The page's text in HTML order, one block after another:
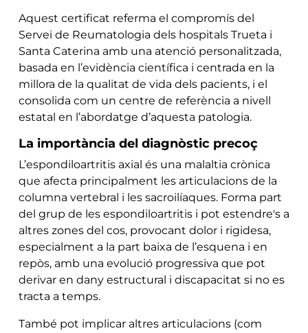
Aquest certificat referma el compromís del
Servei de Reumatologia dels hospitals Trueta i
Santa Caterina amb una atenció personalitzada,
basada en l’evidència científica i centrada en la
millora de la qualitat de vida dels pacients, i el
consolida com un centre de referència a nivell
estatal en l’abordatge d’aquesta patologia.
La importància del diagnòstic precoç
L’espondiloartritis axial és una malaltia crònica
que afecta principalment les articulacions de la
columna vertebral i les sacroilíaques. Forma part
del grup de les espondiloartritis i pot estendre's a
altres zones del cos, provocant dolor i rigidesa,
especialment a la part baixa de l’esquena i en
repòs, amb una evolució progressiva que pot
derivar en dany estructural i discapacitat si no es
tracta a temps.
També pot implicar altres articulacions (com